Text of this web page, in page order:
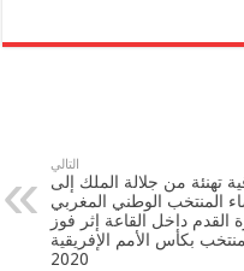
التالي
تهنئة من جلالة الملك إلى
المنتخب الوطني المغربي
القدم داخل القاعة إثر فوز
بكأس الأمم الإفريقية
2020